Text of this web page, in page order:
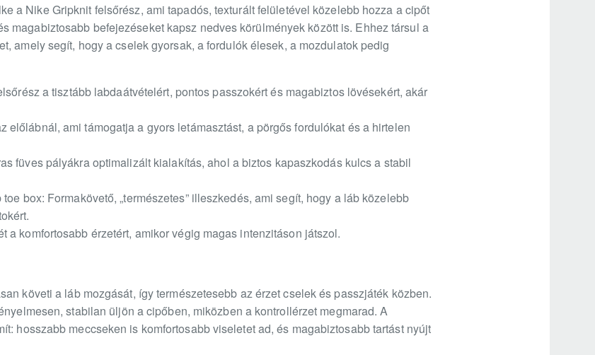
a Nike Gripknit felsőrész, ami tapadós, texturált felületével közelebb hozza a cipőt
magabiztosabb befejezéseket kapsz nedves körülmények között is. Ehhez társul a
amely segít, hogy a cselek gyorsak, a fordulók élesek, a mozdulatok pedig
a tisztább labdaátvételért, pontos passzokért és magabiztos lövésekért, akár
előlábnál, ami támogatja a gyors letámasztást, a pörgős fordulókat és a hirtelen
füves pályákra optimalizált kialakítás, ahol a biztos kapaszkodás kulcs a stabil
box: Formakövető, „természetes” illeszkedés, ami segít, hogy a láb közelebb
a komfortosabb érzetért, amikor végig magas intenzitáson játszol.
követi a láb mozgását, így természetesebb az érzet cselek és passzjáték közben.
stabilan üljön a cipőben, miközben a kontrollérzet megmarad. A
hosszabb meccseken is komfortosabb viseletet ad, és magabiztosabb tartást nyújt